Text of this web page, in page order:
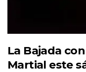
La Bajada
Martial este